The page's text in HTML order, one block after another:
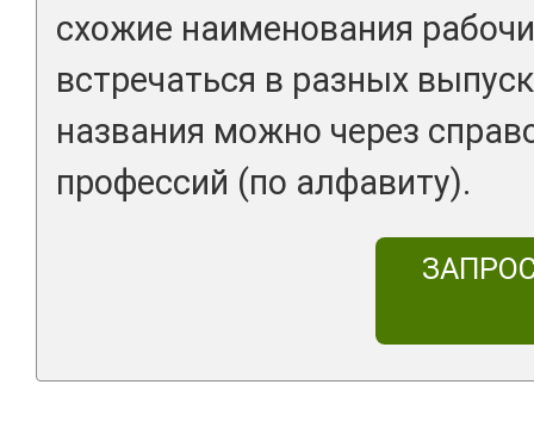
схожие наименования
встречаться в разных
названия можно через
профессий (по алфавиту).